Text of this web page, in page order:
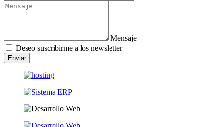
Mensaje
Deseo suscribirme a los newsletter
Enviar